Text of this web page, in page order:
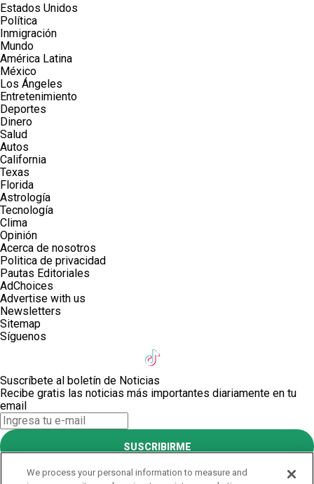
Estados Unidos
Política
Inmigración
Mundo
América Latina
México
Los Ángeles
Entretenimiento
Deportes
Dinero
Salud
Autos
California
Texas
Florida
Astrología
Tecnología
Clima
Opinión
Acerca de nosotros
Politica de privacidad
Pautas Editoriales
AdChoices
Advertise with us
Newsletters
Sitemap
Síguenos
Suscríbete al boletín de Noticias
Recibe gratis las noticias más importantes diariamente en tu
email
SUSCRIBIRME
Este sitio está protegido por reCAPTCHA y Google
Política de
We process your personal information to measure and